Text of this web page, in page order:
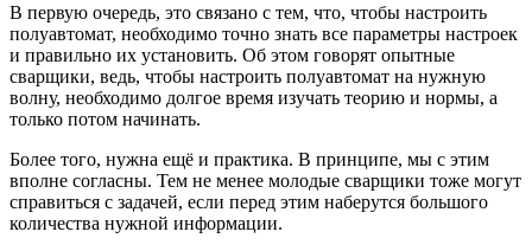
В первую очередь, это связано с тем, что, чтобы настроить
полуавтомат, необходимо точно знать все параметры настроек
и правильно их установить. Об этом говорят опытные
сварщики, ведь, чтобы настроить полуавтомат на нужную
волну, необходимо долгое время изучать теорию и нормы, а
только потом начинать.
Более того, нужна ещё и практика. В принципе, мы с этим
вполне согласны. Тем не менее молодые сварщики тоже могут
справиться с задачей, если перед этим наберутся большого
количества нужной информации.